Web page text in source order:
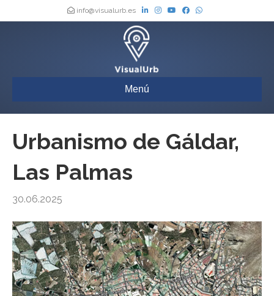
info@visualurb.es
Menú
Urbanismo de Gáldar,
Las Palmas
30.06.2025